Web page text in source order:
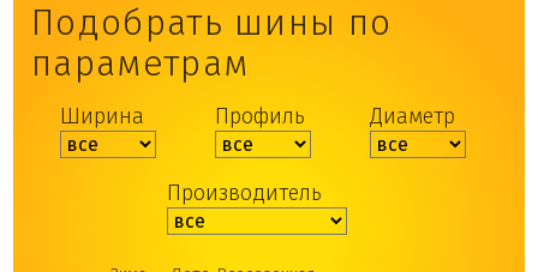
Подобрать шины по
параметрам
Ширина Профиль Диаметр
Производитель